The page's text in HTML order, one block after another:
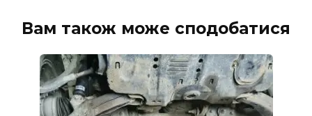
Вам також може сподобатися